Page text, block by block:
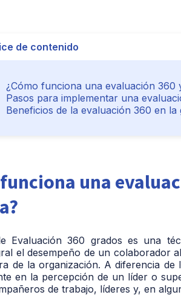
de contenido
¿Cómo funciona una evaluación 360
Pasos para implementar una
Beneficios de la evaluación 360 en la
una
Evaluación 360 grados es una
el desempeño de un colaborador
de la organización. A diferencia de
en la percepción de un líder o
de trabajo, líderes y, en